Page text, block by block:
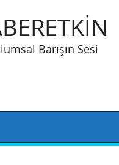
Barışın Sesi